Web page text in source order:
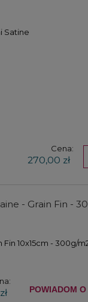
farb akrylowych
104,00 zł
Satine
Cena:
270,00 zł
- Grain Fin -
10x15cm - 300g/
POWIADOM